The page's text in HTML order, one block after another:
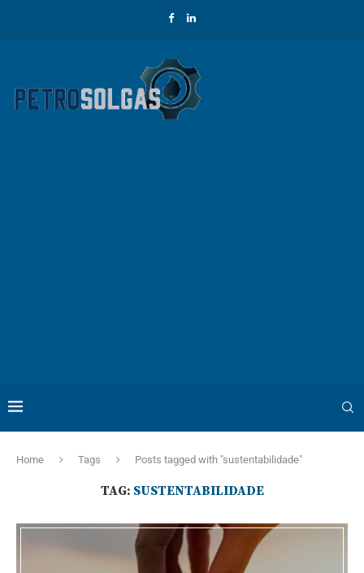
Home Tags Posts tagged with "sustentabilidade"
TAG: SUSTENTABILIDADE